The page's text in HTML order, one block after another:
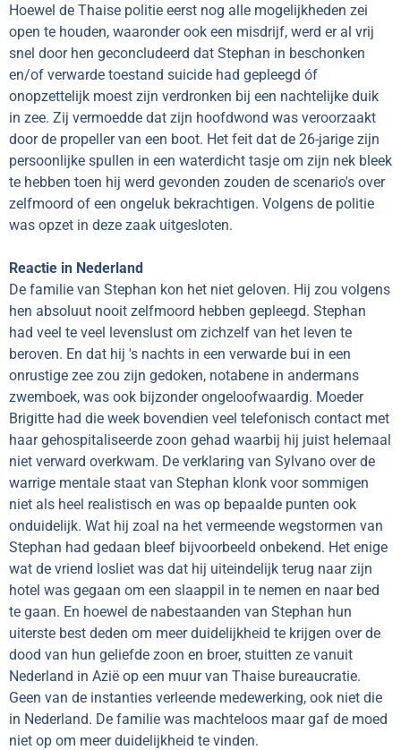
Hoewel de Thaise politie eerst nog alle mogelijkheden zei
open te houden, waaronder ook een misdrijf, werd er al vrij
snel door hen geconcludeerd dat Stephan in beschonken
en/of verwarde toestand suicide had gepleegd óf
onopzettelijk moest zijn verdronken bij een nachtelijke duik
in zee. Zij vermoedde dat zijn hoofdwond was veroorzaakt
door de propeller van een boot. Het feit dat de 26-jarige zijn
persoonlijke spullen in een waterdicht tasje om zijn nek bleek
te hebben toen hij werd gevonden zouden de scenario's over
zelfmoord of een ongeluk bekrachtigen. Volgens de politie
was opzet in deze zaak uitgesloten.
Reactie in Nederland
De familie van Stephan kon het niet geloven. Hij zou volgens
hen absoluut nooit zelfmoord hebben gepleegd. Stephan
had veel te veel levenslust om zichzelf van het leven te
beroven. En dat hij 's nachts in een verwarde bui in een
onrustige zee zou zijn gedoken, notabene in andermans
zwemboek, was ook bijzonder ongeloofwaardig. Moeder
Brigitte had die week bovendien veel telefonisch contact met
haar gehospitaliseerde zoon gehad waarbij hij juist helemaal
niet verward overkwam. De verklaring van Sylvano over de
warrige mentale staat van Stephan klonk voor sommigen
niet als heel realistisch en was op bepaalde punten ook
onduidelijk. Wat hij zoal na het vermeende wegstormen van
Stephan had gedaan bleef bijvoorbeeld onbekend. Het enige
wat de vriend losliet was dat hij uiteindelijk terug naar zijn
hotel was gegaan om een slaappil in te nemen en naar bed
te gaan. En hoewel de nabestaanden van Stephan hun
uiterste best deden om meer duidelijkheid te krijgen over de
dood van hun geliefde zoon en broer, stuitten ze vanuit
Nederland in Azië op een muur van Thaise bureaucratie.
Geen van de instanties verleende medewerking, ook niet die
in Nederland. De familie was machteloos maar gaf de moed
niet op om meer duidelijkheid te vinden.